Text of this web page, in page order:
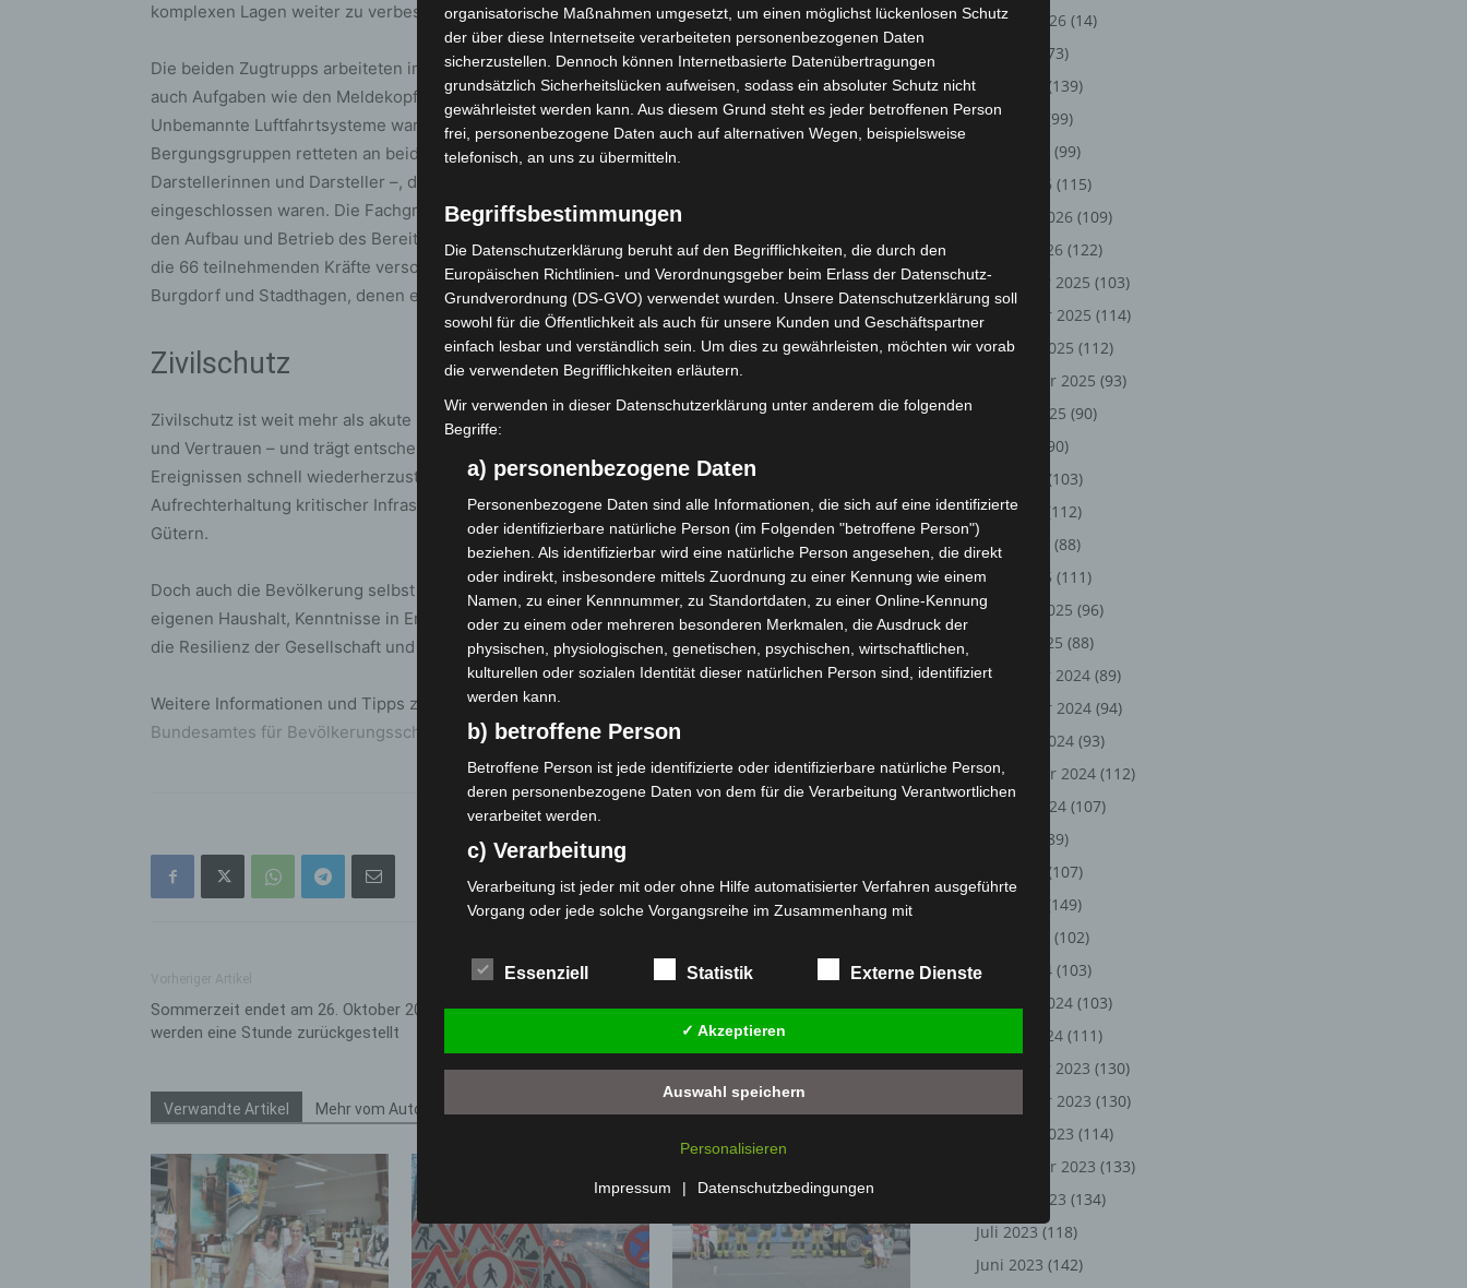
komplexen Lagen weiter zu verbessern.
Die beiden Zugtrupps arbeiteten in gemischten Teams und übernahmen neben der Einsatzleitung
auch Aufgaben wie den Meldekopf und den Lotsendienst. Die Fachgruppe Ortung und der Trupp
Unbemannte Luftfahrtsysteme waren für die Suche nach verletzten Personen zuständig. Die
Bergungsgruppen retteten an beiden Tagen insgesamt 20 Verletzte – darunter realistische
Darstellerinnen und Darsteller –, die unter Trümmern verschüttet oder in Gebäuden
eingeschlossen waren. Die Fachgruppe Notversorgung und Notinstandsetzung verantwortete
den Aufbau und Betrieb des Bereitstellungsraums, während die Fachgruppe Logistik-Verpflegung
die 66 teilnehmenden Kräfte versorgte. Unterstützung kam von den THW-Ortsverbänden
Burgdorf und Stadthagen, denen ein besonderer Dank gilt.
Zivilschutz
Zivilschutz ist weit mehr als akute Hilfe in einer Krisensituation. Er schafft Sicherheit, Stabilität
und Vertrauen – und trägt entscheidend dazu bei, das öffentliche Leben nach außergewöhnlichen
Ereignissen schnell wiederherzustellen. Dazu gehören der Schutz von Menschenleben, die
Aufrechterhaltung kritischer Infrastrukturen sowie die Versorgung mit lebensnotwendigen
Gütern.
Doch auch die Bevölkerung selbst kann aktiv zum Zivilschutz beitragen: durch Vorsorge im
eigenen Haushalt, Kenntnisse in Erster Hilfe und das Wissen um Notfallpläne. Eigeninitiative stärkt
die Resilienz der Gesellschaft und entlastet Einsatzkräfte im Ernstfall.
Weitere Informationen und Tipps zur persönlichen Vorsorge sind auf der
Bundesamtes für Bevölkerungsschutz und Katastrophenhilfeim Bereich „Vorsorge“ zu finden.
Sommerzeit endet am 26. Oktober 2025: Uhren
werden eine Stunde zurückgestellt
Nächster Artikel
Tag der Sicherheit 2025 im CCL: Ein Tag voller
Information, Prävention und prominenter Gäste
Verwandte Artikel Mehr vom Autor
August 2026 (14)
(73)
(139)
Mai 2026
(99)
(99)
März 2026 (115)
Februar 2026 (109)
Januar 2026 (122)
Dezember 2025 (103)
November 2025 (114)
Oktober 2025 (112)
September 2025 (93)
August 2025 (90)
(90)
(103)
Mai 2025
(112)
April 2025
(88)
März 2025 (111)
Februar 2025 (96)
Januar 2025 (88)
Dezember 2024 (89)
November 2024 (94)
Oktober 2024 (93)
September 2024 (112)
August 2024 (107)
(89)
(107)
(149)
(102)
März 2024 (103)
Februar 2024 (103)
Januar 2024 (111)
Dezember 2023 (130)
November 2023 (130)
Oktober 2023 (114)
September 2023 (133)
August 2023 (134)
Juli 2023 (118)
Juni 2023 (142)
organisatorische Maßnahmen umgesetzt, um einen möglichst lückenlosen Schutz
der über diese Internetseite verarbeiteten personenbezogenen Daten
sicherzustellen. Dennoch können Internetbasierte Datenübertragungen
grundsätzlich Sicherheitslücken aufweisen, sodass ein absoluter Schutz nicht
gewährleistet werden kann. Aus diesem Grund steht es jeder betroffenen Person
frei, personenbezogene Daten auch auf alternativen Wegen, beispielsweise
telefonisch, an uns zu übermitteln.
Begriffsbestimmungen
Die Datenschutzerklärung beruht auf den Begrifflichkeiten, die durch den
Europäischen Richtlinien- und Verordnungsgeber beim Erlass der Datenschutz-
Grundverordnung (DS-GVO) verwendet wurden. Unsere Datenschutzerklärung soll
sowohl für die Öffentlichkeit als auch für unsere Kunden und Geschäftspartner
einfach lesbar und verständlich sein. Um dies zu gewährleisten, möchten wir vorab
die verwendeten Begrifflichkeiten erläutern.
Wir verwenden in dieser Datenschutzerklärung unter anderem die folgenden
Begriffe:
a) personenbezogene Daten
Personenbezogene Daten sind alle Informationen, die sich auf eine identifizierte
oder identifizierbare natürliche Person (im Folgenden "betroffene Person")
beziehen. Als identifizierbar wird eine natürliche Person angesehen, die direkt
oder indirekt, insbesondere mittels Zuordnung zu einer Kennung wie einem
Namen, zu einer Kennnummer, zu Standortdaten, zu einer Online-Kennung
oder zu einem oder mehreren besonderen Merkmalen, die Ausdruck der
physischen, physiologischen, genetischen, psychischen, wirtschaftlichen,
kulturellen oder sozialen Identität dieser natürlichen Person sind, identifiziert
werden kann.
b) betroffene Person
Betroffene Person ist jede identifizierte oder identifizierbare natürliche Person,
deren personenbezogene Daten von dem für die Verarbeitung Verantwortlichen
verarbeitet werden.
c) Verarbeitung
Verarbeitung ist jeder mit oder ohne Hilfe automatisierter Verfahren ausgeführte
Vorgang oder jede solche Vorgangsreihe im Zusammenhang mit
das Ordnen, die Speicherung, die Anpassung oder Veränderung, das Auslesen,
das Abfragen, die Verwendung, die Offenlegung durch Übermittlung, Verbreitung
oder eine andere Form der Bereitstellung, den Abgleich oder die Verknüpfung,
die Einschränkung, das Löschen oder die Vernichtung.
d) Einschränkung der Verarbeitung
Einschränkung der Verarbeitung ist die Markierung gespeicherter
Profiling ist jede Art der automatisierten Verarbeitung personenbezogener
Daten, die darin besteht, dass diese personenbezogenen Daten verwendet
werden, um bestimmte persönliche Aspekte, die sich auf eine natürliche Person
Essenziell Statistik Externe Dienste
✓ Akzeptieren
Auswahl speichern
Personalisieren
Impressum | Datenschutzbedingungen